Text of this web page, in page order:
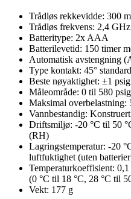
Trådløs rekkevidde: 300
Trådløs frekvens: 2,4 GHz
Batteritype: 2x AAA
Batterilevetid: 150 timer
Automatisk avstengning
Type kontakt: 45°
Beste nøyaktighet: ±1
Måleområde: 0 til 580
Maksimal overbelastning:
Vannbestandig:
Driftsmiljø: -20 °C til 50
(RH)
Lagringstemperatur: -20
luftfuktighet (uten
Temperaturkoeffisient:
(0 °C til 18 °C, 28 °C til
Vekt: 177 g